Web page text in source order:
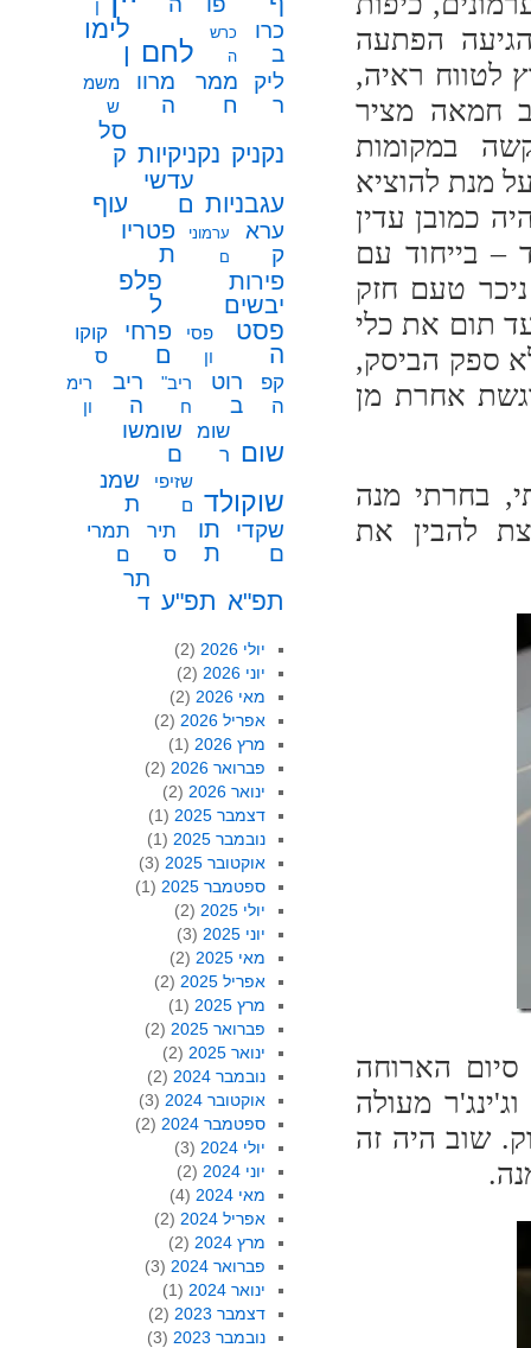
הפתעה
לטווח ראיה,
חמאה מציר
במקומות
מנת להוציא
כמובן עדין
– בייחוד עם
טעם חזק
תום את כלי
ספק הביסק,
אחרת מן
בחרתי מנה
להבין את
הארוחה
מעולה
שוב היה זה
ן
כרו
ב
כרש
ה
לחם
לימו
ן
ליק
ר
ממר
ח
מרוו
ה
משמ
ש
נקניק נקניקיות
סל
ק
עגבניות
עדשי
ם
עוף
ערא
ק
ערמוני
ם
פטריו
ת
פירות
יבשים
פלפ
ל
פסט
ה
פסי
ון
פרחי
ם
קוקו
ס
קפ
ה
רוט
ב
ריב"
ח
ריב
ה
רימ
ון
שום
שומ
ר
שומשו
ם
שוקולד
שזיפי
ם
שמנ
ת
שקדי
ם
תו
ת
תיר
ס
תמרי
ם
תפ"א תפ"ע
תר
ד
יולי 2026
(2)
יוני 2026
(2)
מאי 2026
(2)
אפריל 2026
(2)
מרץ 2026
(1)
פברואר 2026
(2)
ינואר 2026
(2)
דצמבר 2025
(1)
נובמבר 2025
(1)
אוקטובר 2025
(3)
ספטמבר 2025
(1)
יולי 2025
(2)
יוני 2025
(3)
מאי 2025
(2)
אפריל 2025
(2)
מרץ 2025
(1)
פברואר 2025
(2)
ינואר 2025
(2)
נובמבר 2024
(2)
אוקטובר 2024
(3)
ספטמבר 2024
(2)
יולי 2024
(3)
יוני 2024
(2)
מאי 2024
(4)
אפריל 2024
(2)
מרץ 2024
(2)
פברואר 2024
(3)
ינואר 2024
(1)
דצמבר 2023
(2)
נובמבר 2023
(3)